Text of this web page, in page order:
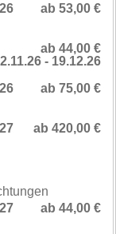
ab 53,00 €
ab 44,00 €
- 19.12.26
ab 75,00 €
ab 420,00 €
ab 44,00 €